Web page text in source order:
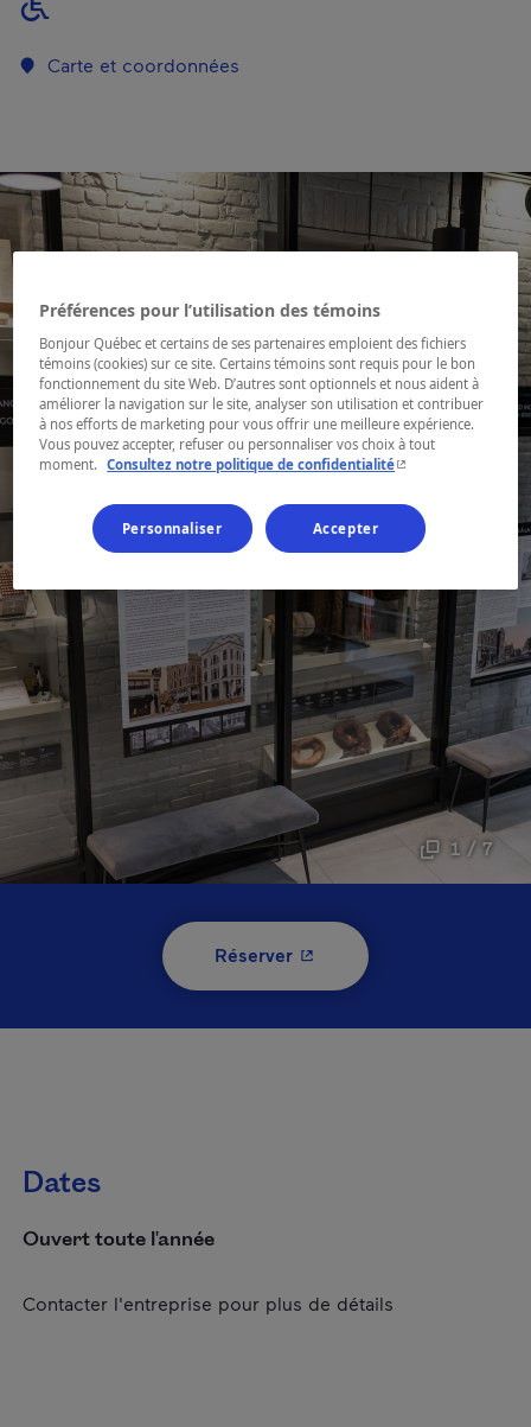
1 / 7
Réserver- Cet hyperlien s'ouvrira
Carte et coordonnées
Dates
Ouvert toute l'année
Contacter l'entreprise pour plus de détails
Préférences pour l’utilisation des témoins
Bonjour Québec et certains de ses partenaires emploient des fichiers
témoins (cookies) sur ce site. Certains témoins sont requis pour le bon
fonctionnement du site Web. D’autres sont optionnels et nous aident à
améliorer la navigation sur le site, analyser son utilisation et contribuer
à nos efforts de marketing pour vous offrir une meilleure expérience.
Vous pouvez accepter, refuser ou personnaliser vos choix à tout
moment. Consultez notre politique de confidentialité- Cet hyperlien
Personnaliser Accepter